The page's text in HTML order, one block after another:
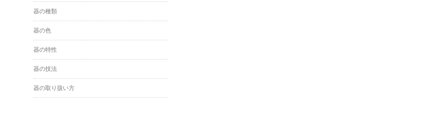
器の種類
器の色
器の特性
器の技法
器の取り扱い方